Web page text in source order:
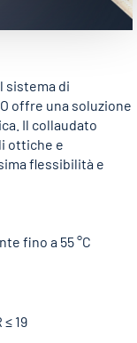
sistema di
offre una soluzione
Il collaudato
ottiche e
flessibilità e
fino a 55 °C
19